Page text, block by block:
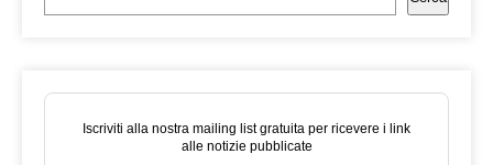
Iscriviti alla nostra mailing list gratuita per ricevere i link
alle notizie pubblicate